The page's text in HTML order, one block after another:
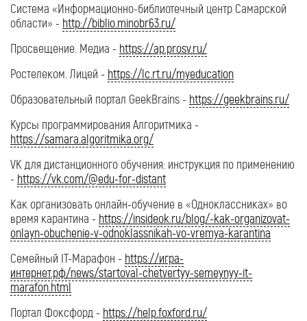
Система «Информационно-библиотечный центр Самарской
области» - http://biblio.minobr63.ru/
Просвещение. Медиа - https://ap.prosv.ru/
Ростелеком. Лицей - https://lc.rt.ru/myeducation
Образовательный портал GeekBrains - https://geekbrains.ru/
Курсы программирования Алгоритмика -
https://samara.algoritmika.org/
VK для дистанционного обучения: инструкция по применению
- https://vk.com/@edu-for-distant
Как организовать онлайн-обучение в «Одноклассниках» во
время карантина - https://insideok.ru/blog/-kak-organizovat-
onlayn-obuchenie-v-odnoklassnikah-vo-vremya-karantina
Семейный IT-Марафон - https://игра-
интернет.рф/news/startoval-chetvertyy-semeynyy-it-
marafon.html
Портал Фоксфорд - https://help.foxford.ru/